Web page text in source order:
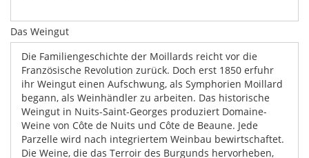
Das Weingut
Die Familiengeschichte der Moillards reicht vor die
Französische Revolution zurück. Doch erst 1850 erfuhr
ihr Weingut einen Aufschwung, als Symphorien Moillard
begann, als Weinhändler zu arbeiten. Das historische
Weingut in Nuits-Saint-Georges produziert Domaine-
Weine von Côte de Nuits und Côte de Beaune. Jede
Parzelle wird nach integriertem Weinbau bewirtschaftet.
Die Weine, die das Terroir des Burgunds hervorheben,